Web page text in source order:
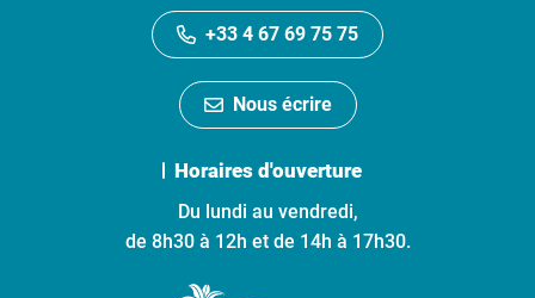
+33 4 67 69 75 75
Nous écrire
Horaires d'ouverture
Du lundi au vendredi,
de 8h30 à 12h et de 14h à 17h30.